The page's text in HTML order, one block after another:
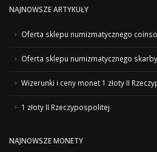
NAJNOWSZE ARTYKUŁY
Oferta sklepu numizmatycznego
Oferta sklepu numizmatycznego
Wizerunki i ceny monet 1 złoty II
1 złoty II Rzeczypospolitej
NAJNOWSZE MONETY